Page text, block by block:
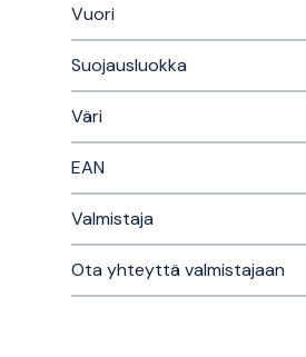
Vuori
Suojausluokka
Väri
EAN
Valmistaja
Ota yhteyttä valmistajaan